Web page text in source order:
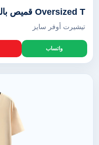
Oversized T قميص باللون البيج
تيشيرت أوفر سايز
واتساب